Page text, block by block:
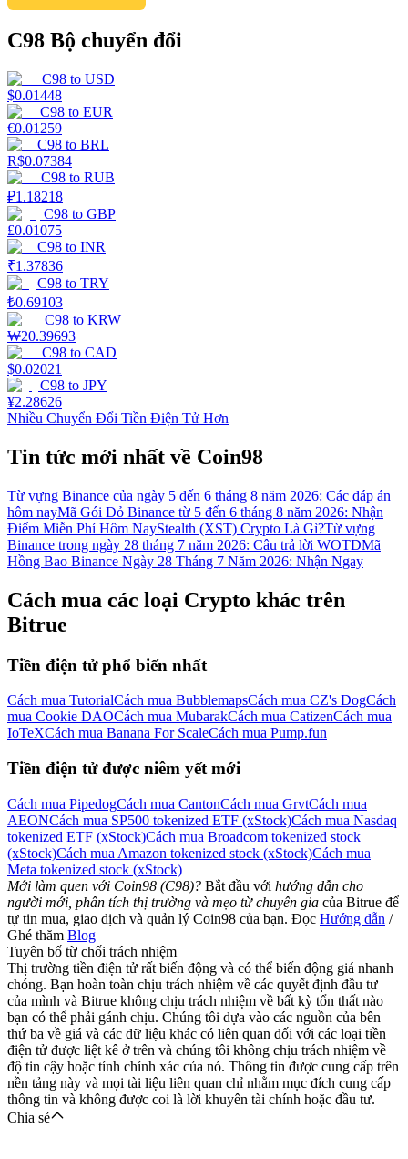
C98 Bộ chuyển đổi
C98 to USD
$0.01448
C98 to EUR
€0.01259
C98 to BRL
R$0.07384
C98 to RUB
₽1.18218
C98 to GBP
£0.01075
C98 to INR
₹1.37836
C98 to TRY
₺0.69103
C98 to KRW
₩20.39693
C98 to CAD
$0.02021
C98 to JPY
¥2.28626
Nhiều Chuyển Đổi Tiền Điện Tử Hơn
Tin tức mới nhất về Coin98
Từ vựng Binance của ngày 5 đến 6 tháng 8 năm 2026: Các đáp án
hôm nayMã Gói Đỏ Binance từ 5 đến 6 tháng 8 năm 2026: Nhận
Điểm Miễn Phí Hôm NayStealth (XST) Crypto Là Gì?Từ vựng
Binance trong ngày 28 tháng 7 năm 2026: Câu trả lời WOTDMã
Hồng Bao Binance Ngày 28 Tháng 7 Năm 2026: Nhận Ngay
Cách mua các loại Crypto khác trên
Bitrue
Tiền điện tử phổ biến nhất
Cách mua TutorialCách mua BubblemapsCách mua CZ's DogCách
mua Cookie DAOCách mua MubarakCách mua CatizenCách mua
IoTeXCách mua Banana For ScaleCách mua Pump.fun
Tiền điện tử được niêm yết mới
Cách mua PipedogCách mua CantonCách mua GrvtCách mua
AEONCách mua SP500 tokenized ETF (xStock)Cách mua Nasdaq
tokenized ETF (xStock)Cách mua Broadcom tokenized stock
(xStock)Cách mua Amazon tokenized stock (xStock)Cách mua
Meta tokenized stock (xStock)
Mới làm quen với Coin98 (C98)? Bắt đầu với hướng dẫn cho
người mới, phân tích thị trường và mẹo từ chuyên gia của Bitrue để
tự tin mua, giao dịch và quản lý Coin98 của bạn. Đọc Hướng dẫn /
Ghé thăm Blog
Tuyên bố từ chối trách nhiệm
Thị trường tiền điện tử rất biến động và có thể biến động giá nhanh
chóng. Bạn hoàn toàn chịu trách nhiệm về các quyết định đầu tư
của mình và Bitrue không chịu trách nhiệm về bất kỳ tổn thất nào
bạn có thể phải gánh chịu. Chúng tôi dựa vào các nguồn của bên
thứ ba về giá và các dữ liệu khác có liên quan đối với các loại tiền
điện tử được liệt kê ở trên và chúng tôi không chịu trách nhiệm về
độ tin cậy hoặc tính chính xác của nó. Thông tin được cung cấp trên
nền tảng này và mọi tài liệu liên quan chỉ nhằm mục đích cung cấp
thông tin và không được coi là lời khuyên tài chính hoặc đầu tư.
Chia sẻ